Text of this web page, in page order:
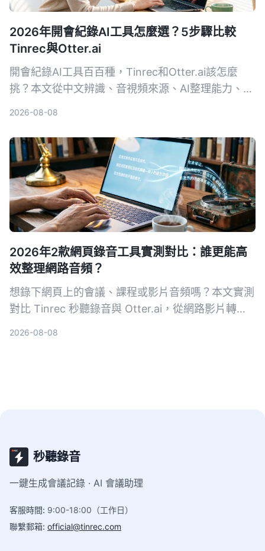
2026年開會紀錄AI工具怎麼選？5步驟比較
Tinrec與Otter.ai
開會紀錄AI工具百百種，Tinrec和Otter.ai該怎麼
挑？本文從中文辨識、音視頻來源、AI整理能力、價
2026-08-08
2026年2款網頁錄音工具實測對比：誰更能高
效整理網路音頻？
想錄下網頁上的會議、課程或影片音頻嗎？本文實測
對比 Tinrec 秒聽錄音與 Otter.ai，從網路影片轉
2026-08-08
秒聽錄音
一鍵生成會議記錄 · AI 會議助理
客服時間: 9:00-18:00（工作日）
聯繫郵箱: official@tinrec.com